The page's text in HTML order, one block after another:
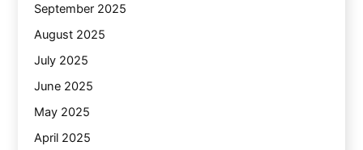
September 2025
August 2025
July 2025
June 2025
May 2025
April 2025